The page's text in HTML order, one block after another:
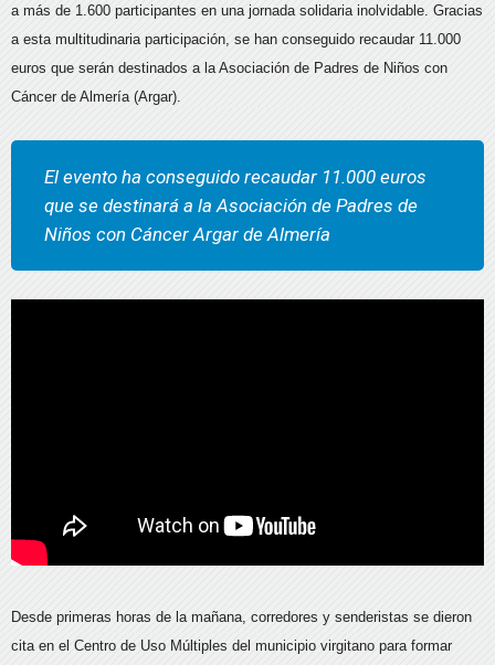
a más de 1.600 participantes en una jornada solidaria inolvidable. Gracias
a esta multitudinaria participación, se han conseguido recaudar 11.000
euros que serán destinados a la Asociación de Padres de Niños con
Cáncer de Almería (Argar).
El evento ha conseguido recaudar 11.000 euros
que se destinará a la Asociación de Padres de
Niños con Cáncer Argar de Almería
Desde primeras horas de la mañana, corredores y senderistas se dieron
cita en el Centro de Uso Múltiples del municipio virgitano para formar